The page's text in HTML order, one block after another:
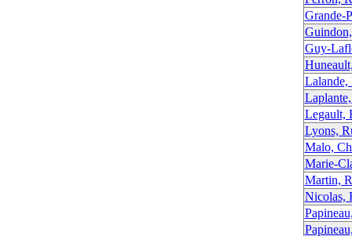
Grande-
Guy-
Lalande,
Legault,
Lyons,
Malo,
Marie-
Martin,
Nicolas,